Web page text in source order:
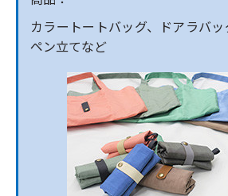
カラートートバッグ、ドアラバッ
ペン立てなど